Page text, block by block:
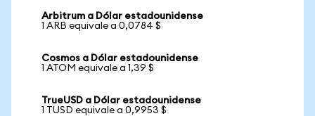
Arbitrum a Dólar estadounidense
1 ARB equivale a 0,0784 $
Cosmos a Dólar estadounidense
1 ATOM equivale a 1,39 $
TrueUSD a Dólar estadounidense
1 TUSD equivale a 0,9953 $